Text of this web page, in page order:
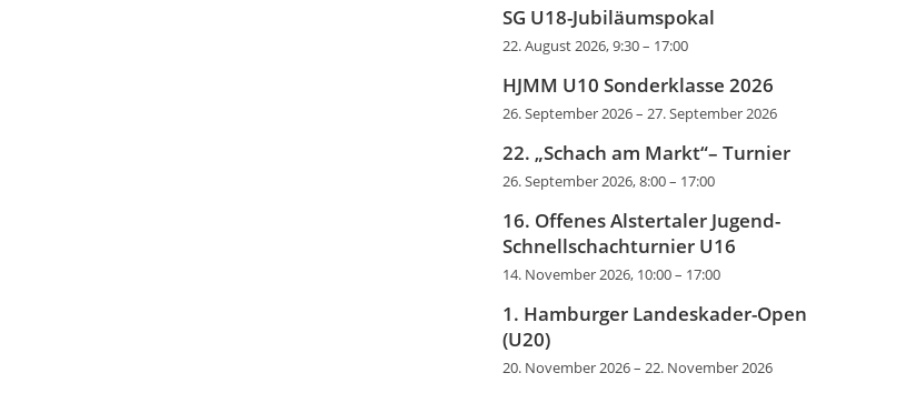
SG U18-Jubiläumspokal
22. August 2026, 9:30– 17:00
HJMM U10 Sonderklasse 2026
26. September 2026– 27. September 2026
22. „Schach am Markt“– Turnier
26. September 2026, 8:00– 17:00
16. Offenes Alstertaler Jugend-
Schnellschachturnier U16
14. November 2026, 10:00– 17:00
1. Hamburger Landeskader-Open
(U20)
20. November 2026– 22. November 2026